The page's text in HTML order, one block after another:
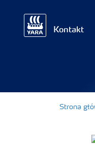
Kontakt
Strona